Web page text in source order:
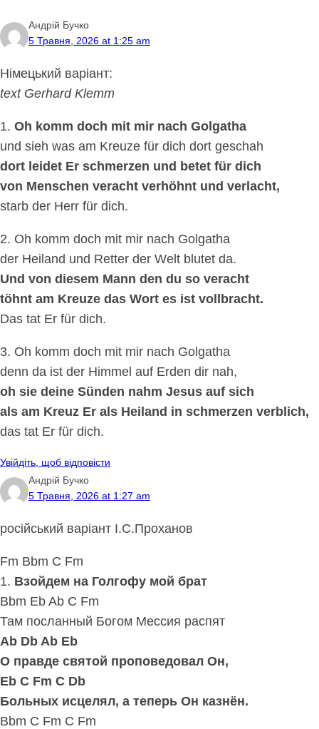
Андрій Бучко
5 Травня, 2026 at 1:25 am
Німецький варіант:
text Gerhard Klemm
1. Oh komm doch mit mir nach Golgatha
und sieh was am Kreuze für dich dort geschah
dort leidet Er schmerzen und betet für dich
von Menschen veracht verhöhnt und verlacht,
starb der Herr für dich.
2. Oh komm doch mit mir nach Golgatha
der Heiland und Retter der Welt blutet da.
Und von diesem Mann den du so veracht
töhnt am Kreuze das Wort es ist vollbracht.
Das tat Er für dich.
3. Oh komm doch mit mir nach Golgatha
denn da ist der Himmel auf Erden dir nah,
oh sie deine Sünden nahm Jesus auf sich
als am Kreuz Er als Heiland in schmerzen verblich,
das tat Er für dich.
Увійдіть, щоб відповісти
Андрій Бучко
5 Травня, 2026 at 1:27 am
російський варіант І.С.Проханов
Fm Bbm C Fm
1. Взойдем на Голгофу мой брат
Bbm Eb Ab C Fm
Там посланный Богом Мессия распят
Ab Db Ab Eb
О правде святой проповедовал Он,
Eb C Fm C Db
Больных исцелял, а теперь Он казнён.
Bbm C Fm C Fm